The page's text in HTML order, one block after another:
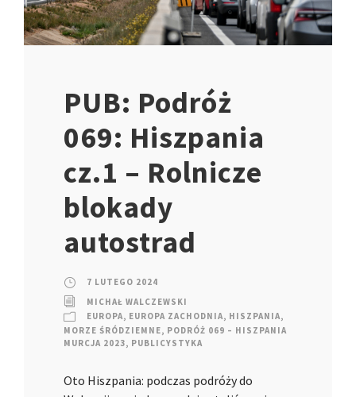
PUB: Podróż
069: Hiszpania
cz.1 – Rolnicze
blokady
autostrad
7 LUTEGO 2024
MICHAŁ WALCZEWSKI
EUROPA, EUROPA ZACHODNIA, HISZPANIA,
MORZE ŚRÓDZIEMNE, PODRÓŻ 069 – HISZPANIA
MURCJA 2023, PUBLICYSTYKA
Oto Hiszpania: podczas podróży do